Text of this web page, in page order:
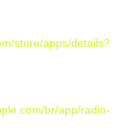
store/apps/details?
br/app/radio-